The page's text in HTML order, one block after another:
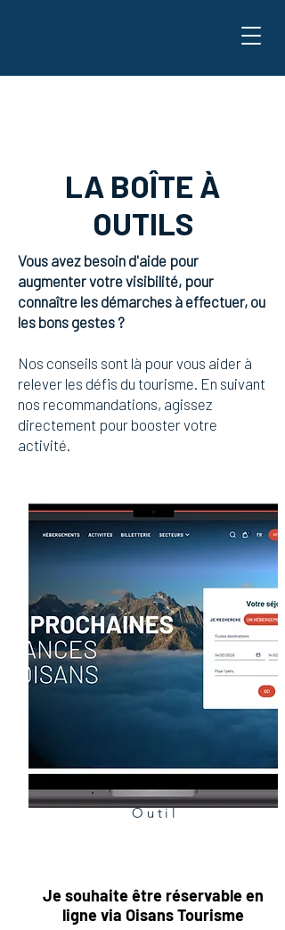
LA BOÎTE À
OUTILS
Vous avez besoin d'aide pour
augmenter votre visibilité, pour
connaître les démarches à effectuer, ou
les bons gestes ?
Nos conseils sont là pour vous aider à
relever les défis du tourisme. En suivant
nos recommandations, agissez
directement pour booster votre
activité.
Outil
Je souhaite être réservable en
ligne via Oisans Tourisme